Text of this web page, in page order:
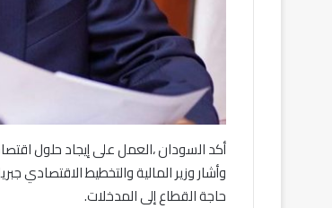
أكد السودان ،العمل على إيجاد حلول
وأشار وزير المالية والتخطيط الاقتصادي
حاجة القطاع إلى المدخلات.